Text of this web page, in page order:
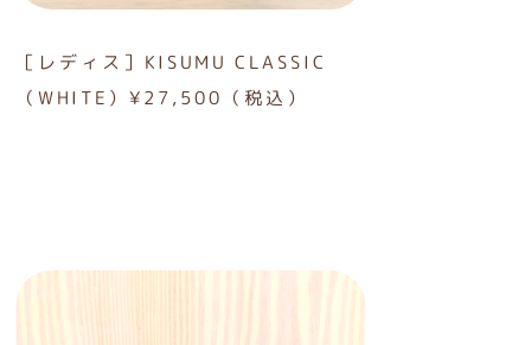
［レディス］KISUMU CLASSIC
（WHITE）¥27,500（税込）